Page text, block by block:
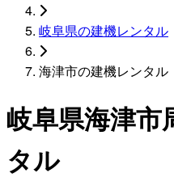
岐阜県の建機レンタル
海津市の建機レンタル
岐阜県海津市
タル